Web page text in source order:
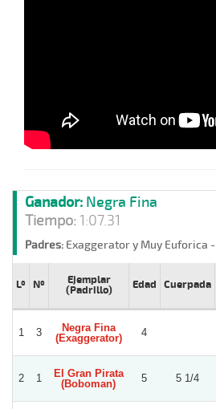
Ganador: Negra Fina
Tiempo:1:07.31
Padres: Exaggerator y Muy Euforica -
Lº Nº
Ejemplar
(Padrillo)
Edad Cuerpada
1 3
Negra Fina
(Exaggerator)
4
2 1
El Gran Pirata
(Boboman)
5 5 1/4